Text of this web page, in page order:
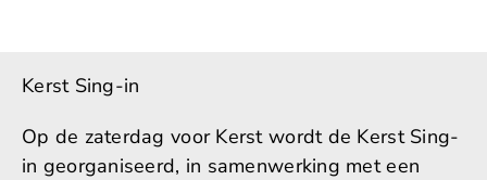
Kerst Sing-in
Op de zaterdag voor Kerst wordt de Kerst Sing-
in georganiseerd, in samenwerking met een